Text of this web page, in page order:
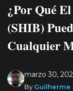
¿Por Qué
(SHIB)
Cualquier
marzo 30,
By Guilherme